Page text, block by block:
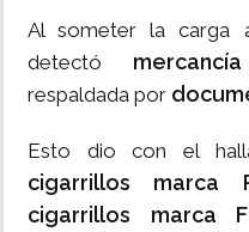
Al someter la carga
detectó
respaldada por
Esto dio con el
cigarrillos marca
cigarrillos marca